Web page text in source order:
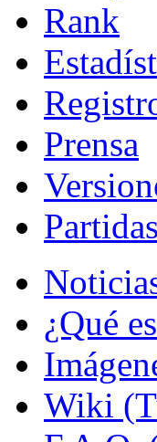
Rank
Prensa
¿Qué
Wiki